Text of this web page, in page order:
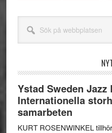
webbplatsen
Ystad Sweden Jazz
Internationella
samarbeten
KURT ROSENWINKEL